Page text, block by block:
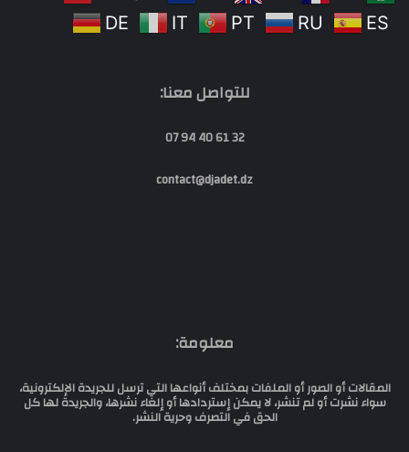
DE
IT PT RU ES
للتواصل معنا:
32 61 40 94 07
contact@djadet.dz
معلومة:
المقالات أو الصور أو الملفات بمختلف أنواعها التي ترسل للجريدة الإلكترونية،
سواء نشرت أو لم تنشر، لا يمكن إستردادها أو إلغاء نشرها، والجريدة لها كل
الحق في التصرف وحرية النشر.